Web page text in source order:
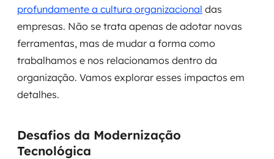
profundamente a cultura organizacional das
empresas. Não se trata apenas de adotar novas
ferramentas, mas de mudar a forma como
trabalhamos e nos relacionamos dentro da
organização. Vamos explorar esses impactos em
detalhes.
Desafios da Modernização
Tecnológica